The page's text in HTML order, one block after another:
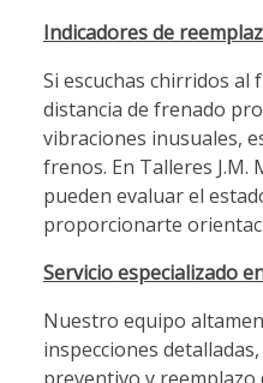
Indicadores de
Si escuchas chirridos al
distancia de frenado
vibraciones inusuales,
frenos. En Talleres
pueden evaluar el
proporcionarte
Servicio especializado
Nuestro equipo
inspecciones